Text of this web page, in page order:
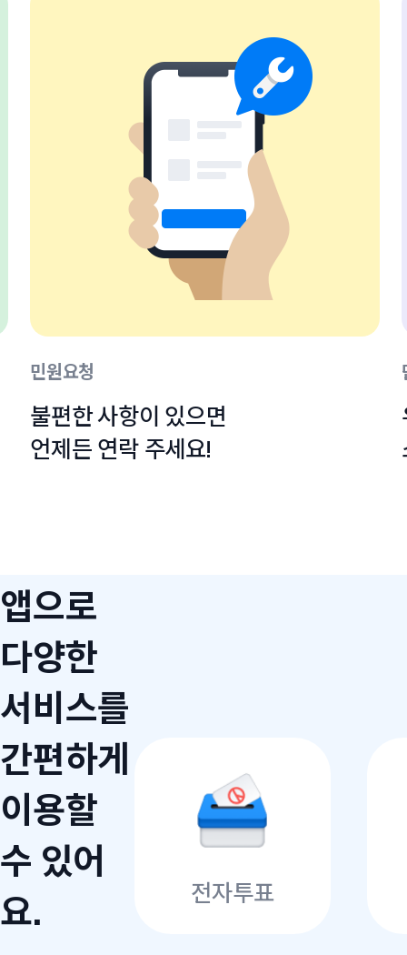
민원요청
불편한 사항이 있으면
언제든 연락 주세요!
앱으로
다양한
서비스를
간편하게
이용할
수 있어
요.
전자투표